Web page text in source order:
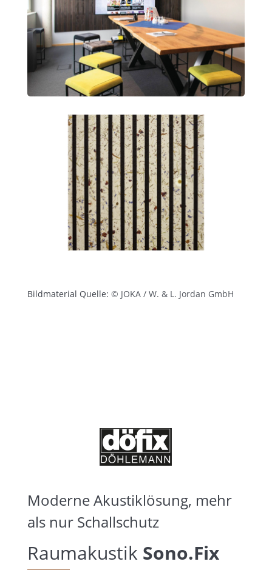
Bildmaterial Quelle: © JOKA / W. & L. Jordan GmbH
Moderne Akustiklösung, mehr
als nur Schallschutz
Raumakustik Sono.Fix